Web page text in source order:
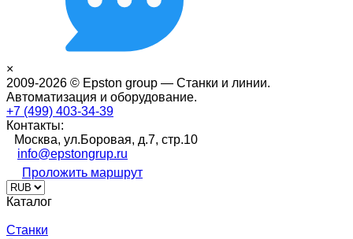
×
2009-2026 © Epston group — Станки и линии.
Автоматизация и оборудование.
+7 (499) 403-34-39
Контакты:
Москва, ул.Боровая, д.7, стр.10
info@epstongrup.ru
Проложить маршрут
Каталог
Станки